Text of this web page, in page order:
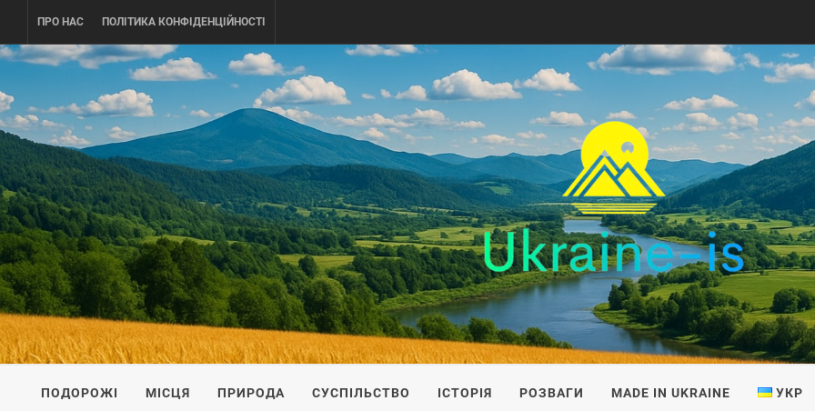
content
ПРО НАС ПОЛІТИКА КОНФІДЕНЦІЙНОСТІ
UKRAINE-IS
ПОДОРОЖI ПО УКРАЇНІ
ПОДОРОЖІ МІСЦЯ ПРИРОДА СУСПІЛЬСТВО ІСТОРІЯ РОЗВАГИ MADE IN UKRAINE УКР